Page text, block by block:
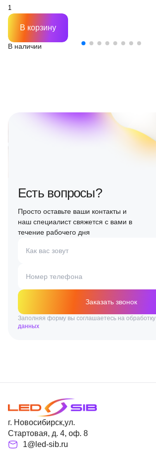
В наличии
В корзину
Есть вопросы?
Просто оставьте ваши контакты и
наш специалист свяжется с вами в
течение рабочего дня
Как вас зовут
Номер телефона
Заказать звонок
Заполняя форму вы соглашаетесь на обработку
данных
г. Новосибирск,ул.
Стартовая, д. 4, оф. 8
1@led-sib.ru